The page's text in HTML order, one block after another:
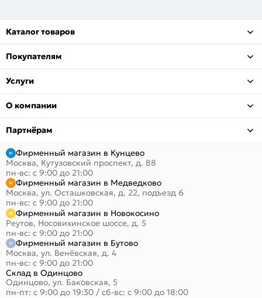
Каталог товаров
Покупателям
Услуги
О компании
Партнёрам
Фирменный магазин в Кунцево
Москва, Кутузовский проспект, д. 88
пн-вс: с 9:00 до 21:00
Фирменный магазин в Медведково
Москва, ул. Осташковская, д. 22, подъезд 6
пн-вс: с 9:00 до 21:00
Фирменный магазин в Новокосино
Реутов, Носовихинское шоссе, д. 5
пн-вс: с 9:00 до 21:00
Фирменный магазин в Бутово
Москва, ул. Венёвская, д. 4
пн-вс: с 9:00 до 21:00
Склад в Одинцово
Одинцово, ул. Баковская, 5
пн-пт: с 9:00 до 19:30 / сб-вс: с 9:00 до 18:00